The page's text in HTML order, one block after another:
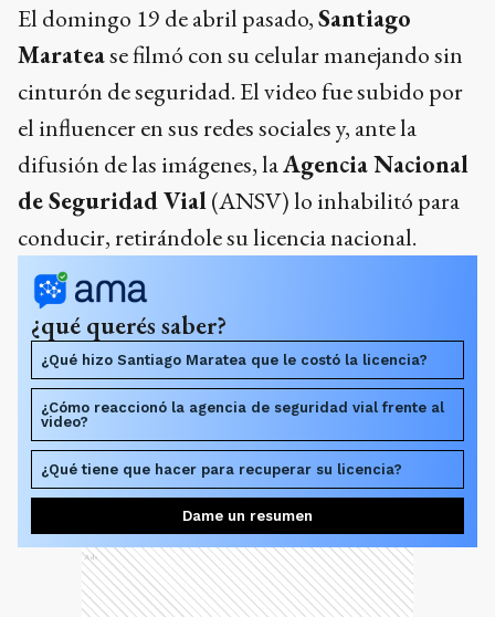
El domingo 19 de abril pasado,Santiago
Maratease filmó con su celular manejando sin
cinturón de seguridad. El video fue subido por
el influencer en sus redes sociales y, ante la
difusión de las imágenes, laAgencia Nacional
de Seguridad Vial(ANSV) lo inhabilitó para
conducir, retirándole su licencia nacional.
¿qué querés saber?
¿Qué hizo Santiago Maratea que le costó la licencia?
¿Cómo reaccionó la agencia de seguridad vial frente al
video?
¿Qué tiene que hacer para recuperar su licencia?
Dame un resumen
Ads